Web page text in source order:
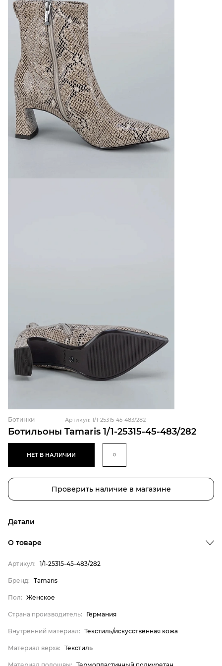
Ботильоны Tamaris 1/1-25315-45-483/282
Ботинки Артикул: 1/1-25315-45-483/282
НЕТ В НАЛИЧИИ
Проверить наличие в магазине
Детали
Бренд
Пол
Страна производитель
Внутренний материал
О товаре
Артикул: 1/1-25315-45-483/282
Бренд: Tamaris
Пол: Женское
Страна производитель: Германия
Внутренний материал: Текстиль/искусственная кожа
Материал верха: Текстиль